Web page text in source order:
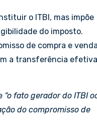
o ITBI, mas impõe
do imposto.
de compra e
a transferência
“o fato gerador do ITBI
do compromisso de